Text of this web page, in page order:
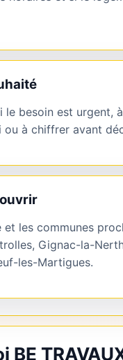
le besoin est urgent,
ou à chiffrer avant
et les communes
Gignac-la-
les-Martigues.
BE